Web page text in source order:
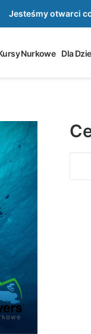
Jesteśmy otwarci
Nurkowe Dla